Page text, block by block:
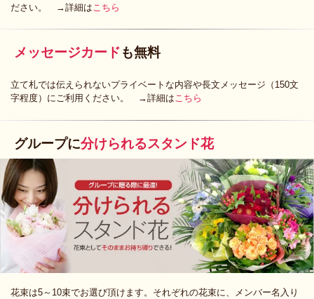
ださい。 →詳細は こちら
メッセージカードも無料
立て札では伝えられないプライベートな内容や長文メッセージ（150文
字程度）にご利用ください。 →詳細はこちら
グループに分けられるスタンド花
花束は5～10束でお選び頂けます。それぞれの花束に、メンバー名入り